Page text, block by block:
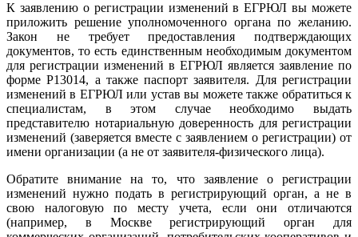
К заявлению о регистрации изменений в ЕГРЮЛ вы можете
приложить решение уполномоченного органа по желанию.
Закон не требует предоставления подтверждающих
документов, то есть единственным необходимым документом
для регистрации изменений в ЕГРЮЛ является заявление по
форме Р13014, а также паспорт заявителя. Для регистрации
изменений в ЕГРЮЛ или устав вы можете также обратиться к
специалистам, в этом случае необходимо выдать
представителю нотариальную доверенность для регистрации
изменений (заверяется вместе с заявлением о регистрации) от
имени организации (а не от заявителя-физического лица).
Обратите внимание на то, что заявление о регистрации
изменений нужно подать в регистрирующий орган, а не в
свою налоговую по месту учета, если они отличаются
(например, в Москве регистрирующий орган для